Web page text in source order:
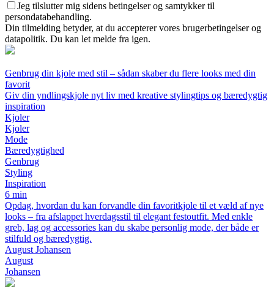
Jeg tilslutter mig sidens betingelser og samtykker til
persondatabehandling.
Din tilmelding betyder, at du accepterer vores brugerbetingelser og
datapolitik. Du kan let melde fra igen.
Genbrug din kjole med stil – sådan skaber du flere looks med din
favorit
Giv din yndlingskjole nyt liv med kreative stylingtips og bæredygtig
inspiration
Kjoler
Kjoler
Mode
Bæredygtighed
Genbrug
Styling
Inspiration
6 min
Opdag, hvordan du kan forvandle din favoritkjole til et væld af nye
looks – fra afslappet hverdagsstil til elegant festoutfit. Med enkle
greb, lag og accessories kan du skabe personlig mode, der både er
stilfuld og bæredygtig.
August Johansen
August
Johansen